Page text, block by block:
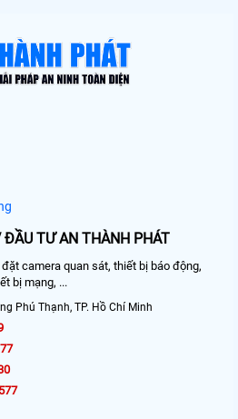
TƯ AN THÀNH PHÁT
camera quan sát, thiết bị báo động,
bị mạng, ...
Phú Thạnh, TP. Hồ Chí Minh